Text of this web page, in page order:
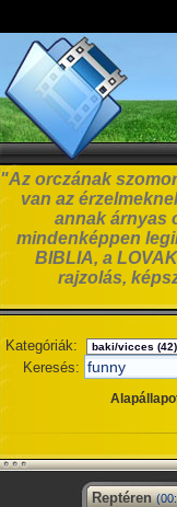
"Az orczának
van az
annak árnyas
mindenképpen
BIBLIA, a
rajzolás,
Kategóriák:
Keresés:
Reptéren